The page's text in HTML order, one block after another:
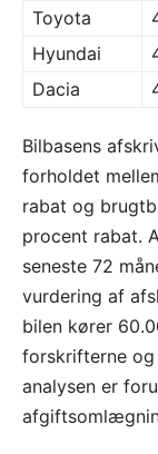
Toyota
Hyundai
Dacia
Bilbasens
forholdet
rabat og
procent rabat.
seneste 72
vurdering af
bilen kører
forskrifterne
analysen er